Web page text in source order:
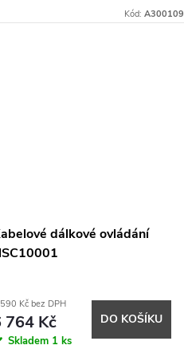
Kód:A300109
dálkové ovládání
Kč bez DPH
764 Kč
Skladem 1 ks
DO KOŠÍKU